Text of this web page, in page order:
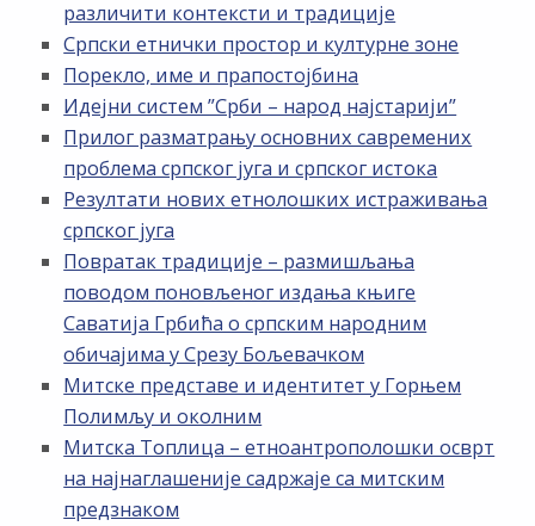
различити контексти и традиције
Српски етнички простор и културне зоне
Порекло, име и прапостојбина
Идејни систем ”Срби – народ најстарији”
Прилог разматрању основних савремених
проблема српског југа и српског истока
Резултати нових етнолошких истраживања
српског југа
Повратак традиције – размишљања
поводом поновљеног издања књиге
Саватија Грбића о српским народним
обичајима у Срезу Бољевачком
Митске представе и идентитет у Горњем
Полимљу и околним
Митска Топлица – етноантрополошки осврт
на најнаглашеније садржаје са митским
предзнаком